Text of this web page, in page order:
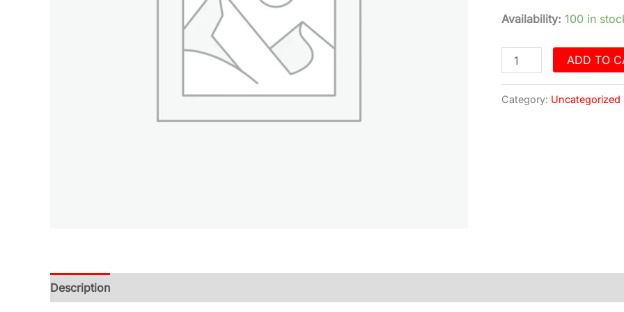
Availability: 100 in
ADD TO
Category: Uncategorized
Description